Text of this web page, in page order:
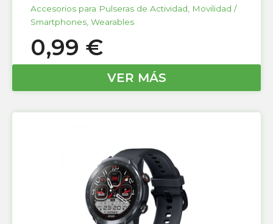
Accesorios para Pulseras de Actividad, Movilidad /
Smartphones, Wearables
0,99 €
VER MÁS